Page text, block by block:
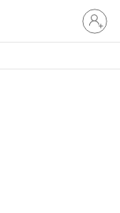
sisään
tilille